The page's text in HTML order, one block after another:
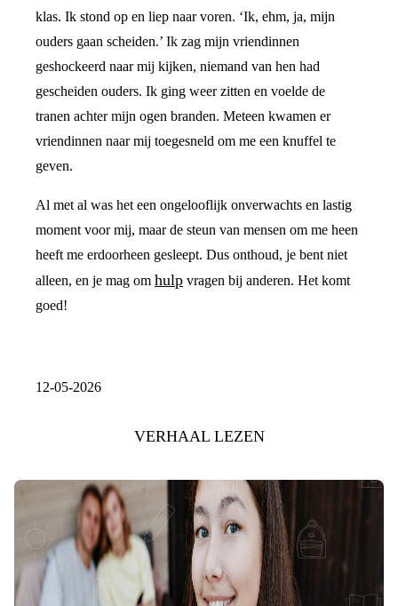
klas. Ik stond op en liep naar voren. ‘Ik, ehm, ja, mijn
ouders gaan scheiden.’ Ik zag mijn vriendinnen
geshockeerd naar mij kijken, niemand van hen had
gescheiden ouders. Ik ging weer zitten en voelde de
tranen achter mijn ogen branden. Meteen kwamen er
vriendinnen naar mij toegesneld om me een knuffel te
geven.
Al met al was het een ongelooflijk onverwachts en lastig
moment voor mij, maar de steun van mensen om me heen
heeft me erdoorheen gesleept. Dus onthoud, je bent niet
alleen, en je mag om hulp vragen bij anderen. Het komt
goed!
12-05-2026
VERHAAL LEZEN